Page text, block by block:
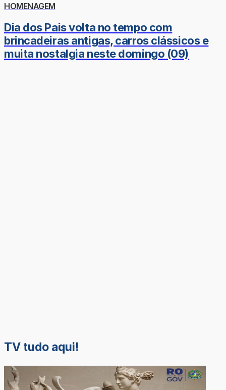
HOMENAGEM
Dia dos Pais volta no tempo com
brincadeiras antigas, carros clássicos e
muita nostalgia neste domingo (09)
TV tudo aqui!